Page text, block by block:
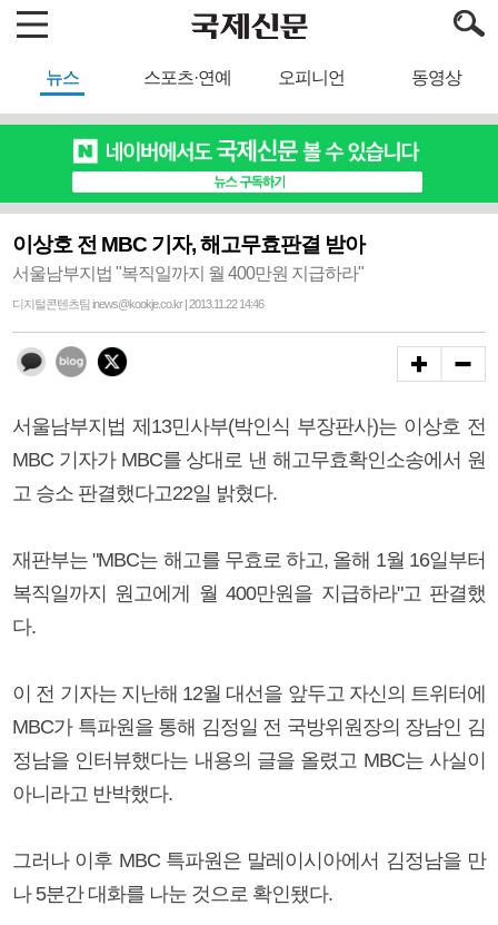
뉴스 스포츠·연예 오피니언 동영상
이상호 전 MBC 기자, 해고무효판결 받아
서울남부지법 "복직일까지 월 400만원 지급하라"
디지털콘텐츠팀 inews@kookje.co.kr | 2013.11.22 14:46
서울남부지법 제13민사부(박인식 부장판사)는 이상호 전
MBC 기자가 MBC를 상대로 낸 해고무효확인소송에서 원
고 승소 판결했다고22일 밝혔다.
재판부는 "MBC는 해고를 무효로 하고, 올해 1월 16일부터
복직일까지 원고에게 월 400만원을 지급하라"고 판결했
다.
이 전 기자는 지난해 12월 대선을 앞두고 자신의 트위터에
MBC가 특파원을 통해 김정일 전 국방위원장의 장남인 김
정남을 인터뷰했다는 내용의 글을 올렸고 MBC는 사실이
아니라고 반박했다.
그러나 이후 MBC 특파원은 말레이시아에서 김정남을 만
나 5분간 대화를 나눈 것으로 확인됐다.